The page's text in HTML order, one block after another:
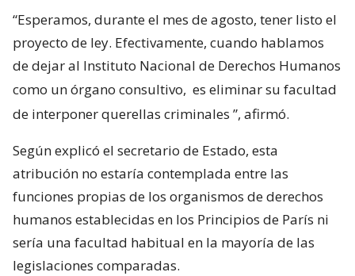
“Esperamos, durante el mes de agosto, tener listo el
proyecto de ley. Efectivamente, cuando hablamos
de dejar al Instituto Nacional de Derechos Humanos
como un órgano consultivo, es eliminar su facultad
de interponer querellas criminales ”, afirmó.
Según explicó el secretario de Estado, esta
atribución no estaría contemplada entre las
funciones propias de los organismos de derechos
humanos establecidas en los Principios de París ni
sería una facultad habitual en la mayoría de las
legislaciones comparadas.